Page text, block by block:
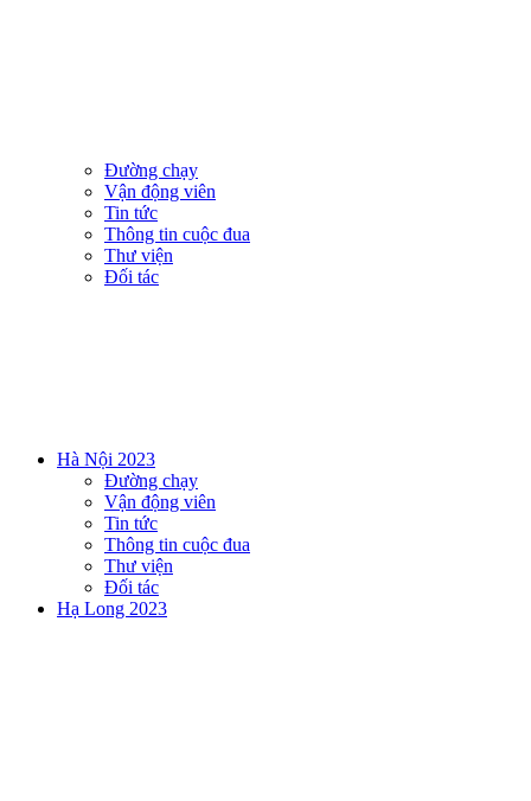
Đường chạy
Vận động viên
Tin tức
Thông tin cuộc đua
Thư viện
Đối tác
Hà Nội 2023
Đường chạy
Vận động viên
Tin tức
Thông tin cuộc đua
Thư viện
Đối tác
Hạ Long 2023